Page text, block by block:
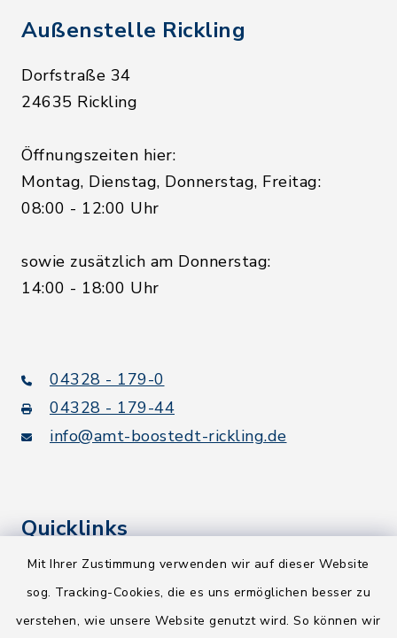
Mit Ihrer Zustimmung verwenden wir auf dieser Website
sog. Tracking-Cookies, die es uns ermöglichen besser zu
verstehen, wie unsere Website genutzt wird. So können wir
Außenstelle Rickling
Dorfstraße 34
24635 Rickling
Öffnungszeiten hier:
Montag, Dienstag, Donnerstag, Freitag:
08:00 - 12:00 Uhr
sowie zusätzlich am Donnerstag:
14:00 - 18:00 Uhr
04328 - 179-0
04328 - 179-44
info@amt-boostedt-rickling.de
Quicklinks
Kreis Segeberg